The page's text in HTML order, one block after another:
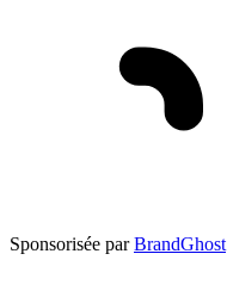
Sponsorisée par BrandGhost